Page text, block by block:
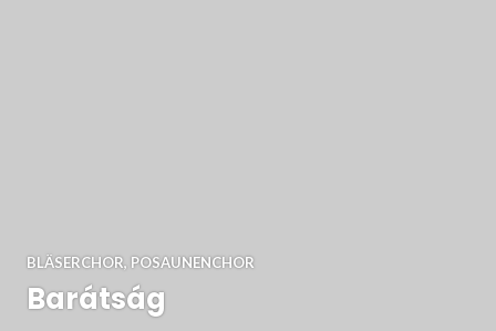
BLÄSERCHOR, POSAUNENCHOR
Barátság